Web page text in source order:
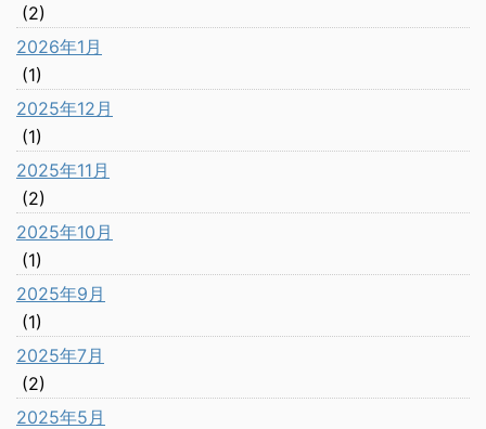
(2)
2026年1月
(1)
2025年12月
(1)
2025年11月
(2)
2025年10月
(1)
2025年9月
(1)
2025年7月
(2)
2025年5月